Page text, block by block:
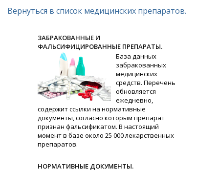
Вернуться в список медицинских препаратов.
ЗАБРАКОВАННЫЕ И
ФАЛЬСИФИЦИРОВАННЫЕ ПРЕПАРАТЫ.
База данных
забракованных
медицинских
средств. Перечень
обновляется
ежедневно,
содержит ссылки на нормативные
документы, согласно которым препарат
признан фальсификатом. В настоящий
момент в базе около 25 000 лекарственных
препаратов.
НОРМАТИВНЫЕ ДОКУМЕНТЫ.